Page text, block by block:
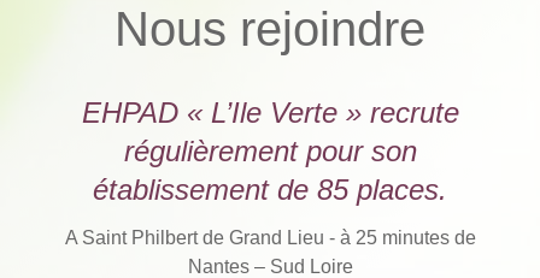
Nous rejoindre
EHPAD « L’Ile Verte » recrute
régulièrement pour son
établissement de 85 places.
A Saint Philbert de Grand Lieu - à 25 minutes de
Nantes – Sud Loire